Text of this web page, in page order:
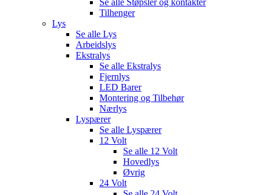
Tilhenger
Lys
Se alle Lys
Arbeidslys
Ekstralys
Se alle Ekstralys
Fjernlys
LED Barer
Montering og Tilbehør
Nærlys
Lyspærer
Se alle Lyspærer
12 Volt
Se alle 12 Volt
Hovedlys
Øvrig
24 Volt